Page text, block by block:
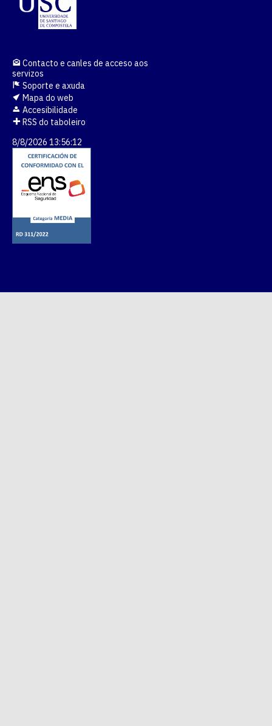
Contacto e canles de acceso aos
servizos
Soporte e axuda
Mapa do web
Accesibilidade
RSS do taboleiro
8/8/2026 13:56:13